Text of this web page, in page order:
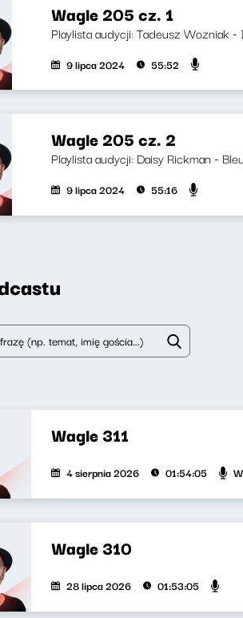
Wagle 205 cz. 1
Playlista audycji: Tadeusz Wozniak -
9 lipca 2024 55:52
Wagle 205 cz. 2
Playlista audycji: Daisy Rickman -
9 lipca 2024 55:16
Wagle 311
4 sierpnia 2026 01:54:05
Wagle 310
28 lipca 2026 01:53:05